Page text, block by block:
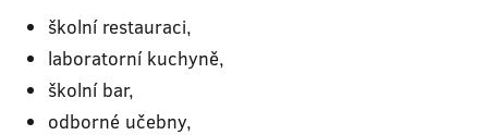
školní restauraci,
laboratorní kuchyně,
školní bar,
odborné učebny,